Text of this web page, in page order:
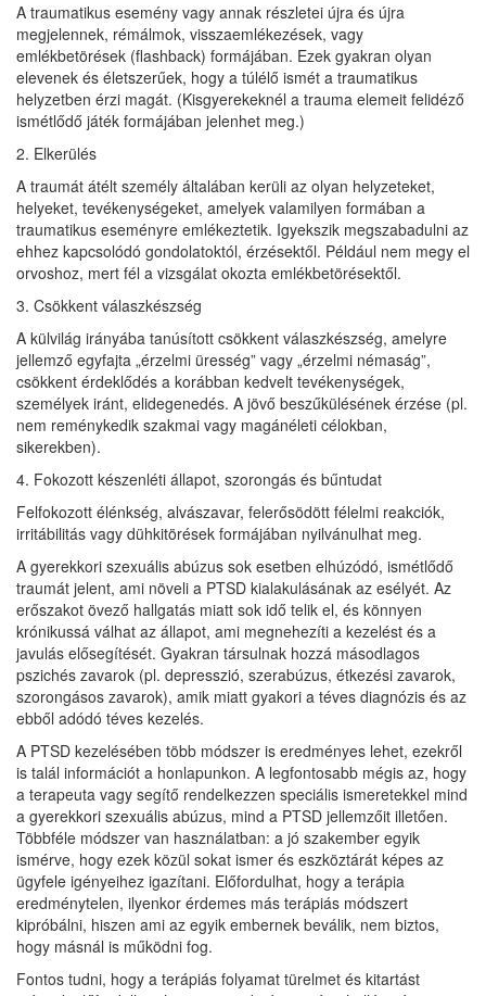
A traumatikus esemény vagy annak részletei újra és újra
megjelennek, rémálmok, visszaemlékezések, vagy
emlékbetörések (flashback) formájában. Ezek gyakran olyan
elevenek és életszerűek, hogy a túlélő ismét a traumatikus
helyzetben érzi magát. (Kisgyerekeknél a trauma elemeit felidéző
ismétlődő játék formájában jelenhet meg.)
2. Elkerülés
A traumát átélt személy általában kerüli az olyan helyzeteket,
helyeket, tevékenységeket, amelyek valamilyen formában a
traumatikus eseményre emlékeztetik. Igyekszik megszabadulni az
ehhez kapcsolódó gondolatoktól, érzésektől. Például nem megy el
orvoshoz, mert fél a vizsgálat okozta emlékbetörésektől.
3. Csökkent válaszkészség
A külvilág irányába tanúsított csökkent válaszkészség, amelyre
jellemző egyfajta „érzelmi üresség” vagy „érzelmi némaság”,
csökkent érdeklődés a korábban kedvelt tevékenységek,
személyek iránt, elidegenedés. A jövő beszűkülésének érzése (pl.
nem reménykedik szakmai vagy magánéleti célokban,
sikerekben).
4. Fokozott készenléti állapot, szorongás és bűntudat
Felfokozott élénkség, alvászavar, felerősödött félelmi reakciók,
irritábilitás vagy dühkitörések formájában nyilvánulhat meg.
A gyerekkori szexuális abúzus sok esetben elhúzódó, ismétlődő
traumát jelent, ami növeli a PTSD kialakulásának az esélyét. Az
erőszakot övező hallgatás miatt sok idő telik el, és könnyen
krónikussá válhat az állapot, ami megnehezíti a kezelést és a
javulás elősegítését. Gyakran társulnak hozzá másodlagos
pszichés zavarok (pl. depresszió, szerabúzus, étkezési zavarok,
szorongásos zavarok), amik miatt gyakori a téves diagnózis és az
ebből adódó téves kezelés.
A PTSD kezelésében több módszer is eredményes lehet, ezekről
is talál információt a honlapunkon. A legfontosabb mégis az, hogy
a terapeuta vagy segítő rendelkezzen speciális ismeretekkel mind
a gyerekkori szexuális abúzus, mind a PTSD jellemzőit illetően.
Többféle módszer van használatban: a jó szakember egyik
ismérve, hogy ezek közül sokat ismer és eszköztárát képes az
ügyfele igényeihez igazítani. Előfordulhat, hogy a terápia
eredménytelen, ilyenkor érdemes más terápiás módszert
kipróbálni, hiszen ami az egyik embernek beválik, nem biztos,
hogy másnál is működni fog.
Fontos tudni, hogy a terápiás folyamat türelmet és kitartást